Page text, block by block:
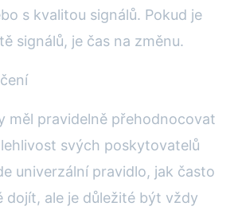
s kvalitou signálů. Pokud je
signálů, je čas na změnu.
měl pravidelně přehodnocovat
svých poskytovatelů
univerzální pravidlo, jak často
dojít, ale je důležité být vždy